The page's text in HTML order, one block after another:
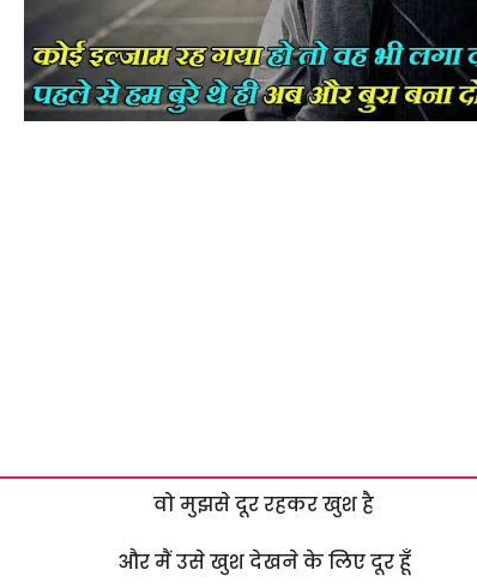
वो मुझसे दूर रहकर खुश है
और मैं उसे खुश देखने के लिए दूर हूँ